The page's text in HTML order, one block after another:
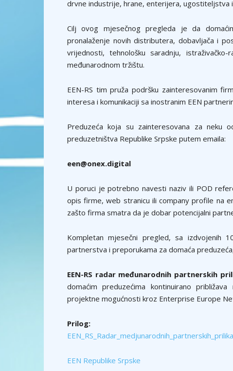
drvne industrije, hrane, enterijera, ugostiteljstva
Cilj ovog mjesečnog pregleda je da
pronalaženje novih distributera, dobavljača i
vrijednosti, tehnološku saradnju,
međunarodnom tržištu.
EEN-RS tim pruža podršku zainteresovanim
interesa i komunikaciji sa inostranim EEN
Preduzeća koja su zainteresovana za neku
preduzetništva Republike Srpske putem emaila:
een@onex.digital
U poruci je potrebno navesti naziv ili POD
opis firme, web stranicu ili company profile na
zašto firma smatra da je dobar potencijalni
Kompletan mjesečni pregled, sa izdvojenih
partnerstva i preporukama za domaća
EEN-RS radar međunarodnih partnerskih
domaćim preduzećima kontinuirano
projektne mogućnosti kroz Enterprise Europe
Prilog:
EEN Republike Srpske